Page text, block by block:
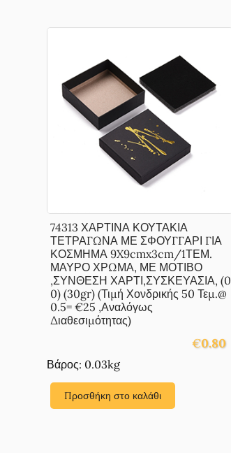
74313 ΧΑΡΤΙΝΑ ΚΟΥΤΑΚΙΑ
ΤΕΤΡΑΓΩΝΑ ΜΕ ΣΦΟΥΓΓΑΡΙ ΓΙΑ
ΚΟΣΜΗΜΑ 9X9cmx3cm/1ΤΕΜ.
ΜΑΥΡΟ ΧΡΩΜΑ, ΜΕ ΜΟΤΙΒΟ
,ΣΥΝΘΕΣΗ ΧΑΡΤΙ,ΣΥΣΚΕΥΑΣΙΑ, (0
0) (30gr) (Τιμή Χονδρικής 50 Τεμ.@
0.5= €25 ,Αναλόγως
Διαθεσιμότητας)
€0.80
Βάρος: 0.03kg
Προσθήκη στο καλάθι